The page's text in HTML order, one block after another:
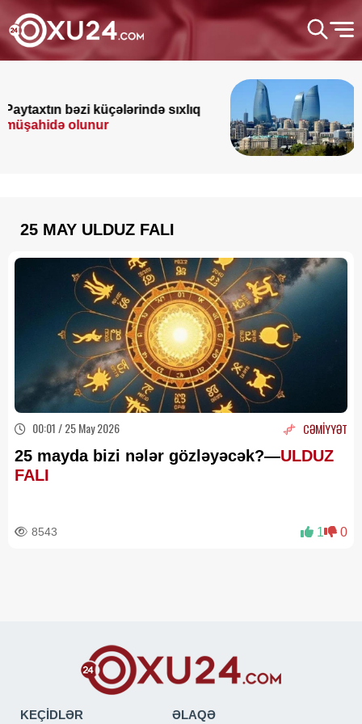
bəzi küçələrində sıxlıq
olunur
Bakıda
avqust
etibarən...
25 MAY ULDUZ FALI
00:01 / 25 May 2026 CƏMİYYƏT
25 mayda bizi nələr gözləyəcək?—ULDUZ
FALI
8543 1 0
KEÇİDLƏR ƏLAQƏ